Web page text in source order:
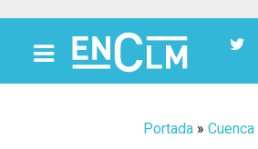
Portada » Cuenca